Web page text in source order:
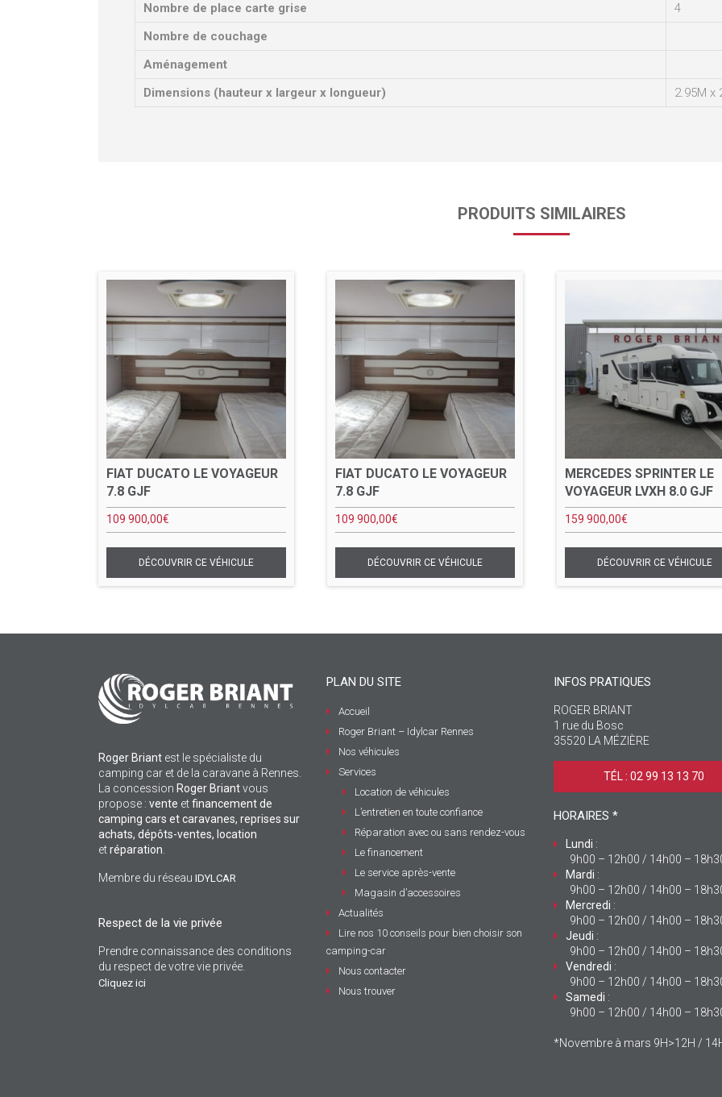
Nombre de place carte grise
4
Nombre de couchage
Aménagement
Dimensions (hauteur x largeur x longueur)
2.95M x
PRODUITS SIMILAIRES
FIAT DUCATO LE VOYAGEUR
7.8 GJF
109 900,00€
FIAT DUCATO LE VOYAGEUR
7.8 GJF
109 900,00€
MERCEDES SPRINTER LE
VOYAGEUR LVXH 8.0 GJF
159 900,00€
Roger Briant est le spécialiste du
camping car et de la caravane à Rennes.
La concession Roger Briantvous
propose : vente etfinancement de
camping cars et caravanes, reprises sur
achats, dépôts-ventes, location
etréparation
Membre du réseau IDYLCAR
Respect de la vie privée
Prendre connaissance des conditions
du respect de votre vie privée.
Cliquez ici
PLAN DU SITE
Accueil
Roger Briant – Idylcar Rennes
Nos véhicules
Services
Location de véhicules
L’entretien en toute confiance
Réparation avec ou sans rendez-vous
Le financement
Le service après-vente
Magasin d’accessoires
Actualités
Lire nos 10 conseils pour bien choisir son
camping-car
Nous contacter
Nous trouver
INFOS PRATIQUES
ROGER BRIANT
1 rue du Bosc
35520 LA MÉZIÈRE
TÉL : 02 99 13 13 70 ‎
HORAIRES *
Lundi :
9h00 – 12h00 / 14h00 –
Mardi :
9h00 – 12h00 / 14h00 –
Mercredi :
9h00 – 12h00 / 14h00 –
Jeudi :
9h00 – 12h00 / 14h00 –
Vendredi :
9h00 – 12h00 / 14h00 –
Samedi :
9h00 – 12h00 / 14h00 –
*Novembre à mars 9H>12H /